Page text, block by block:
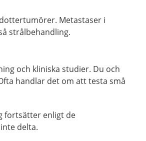
Metastaser i
strålbehandling.
och kliniska studier. Du och
handlar det om att testa små
fortsätter enligt de
delta.